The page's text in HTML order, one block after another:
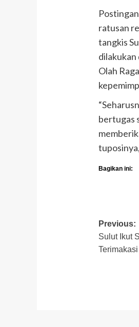
ratusan
tangkis
dilakukan
Olah
bertugas
Bagikan ini:
Post
Previous:
Sulut Ikut